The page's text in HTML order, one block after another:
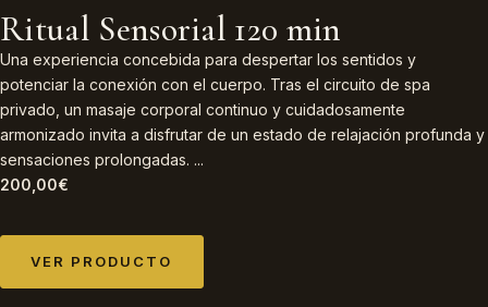
Ritual Sensorial 120 min
Una experiencia concebida para despertar los sentidos y
potenciar la conexión con el cuerpo. Tras el circuito de spa
privado, un masaje corporal continuo y cuidadosamente
armonizado invita a disfrutar de un estado de relajación profunda y
sensaciones prolongadas. ...
200,00€
VER PRODUCTO